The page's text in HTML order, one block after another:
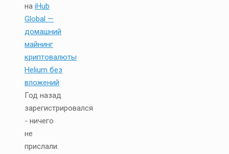
на iHub
Global —
домашний
майнинг
криптовалюты
Helium без
вложений
Год назад
зарегистрировался
- ничего
не
прислали.